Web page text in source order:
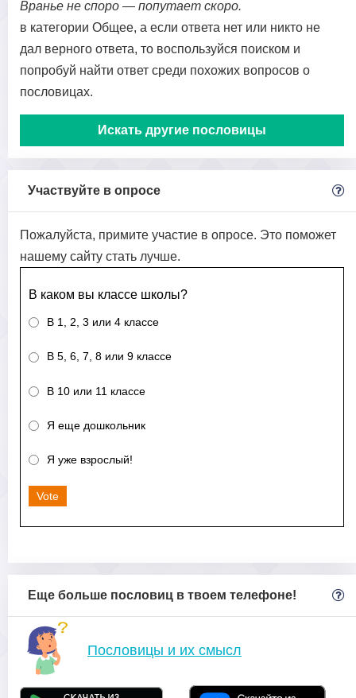
Вранье не споро — попутает скоро.
в категории Общее, а если ответа нет или никто не
дал верного ответа, то воспользуйся поиском и
попробуй найти ответ среди похожих вопросов о
пословицах.
Искать другие пословицы
Участвуйте в опросе
Пожалуйста, примите участие в опросе. Это поможет
нашему сайту стать лучше.
В каком вы классе школы?
В 1, 2, 3 или 4 классе
В 5, 6, 7, 8 или 9 классе
В 10 или 11 классе
Я еще дошкольник
Я уже взрослый!
Vote
Еще больше пословиц в твоем телефоне!
Пословицы и их смысл